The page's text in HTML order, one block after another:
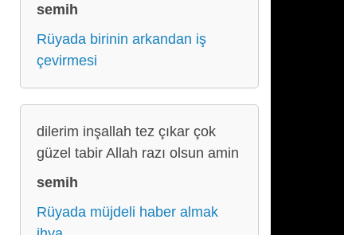
semih
Rüyada birinin arkandan iş
çevirmesi
dilerim inşallah tez çıkar çok
güzel tabir Allah razı olsun amin
semih
Rüyada müjdeli haber almak